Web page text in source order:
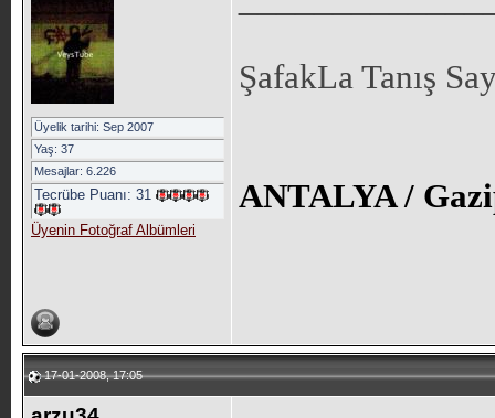
Üyelik tarihi: Sep 2007
Yaş: 37
Mesajlar: 6.226
Tecrübe Puanı: 31
Üyenin Fotoğraf Albümleri
ŞafakLa Tanış
ANTALYA /
17-01-2008, 17:05